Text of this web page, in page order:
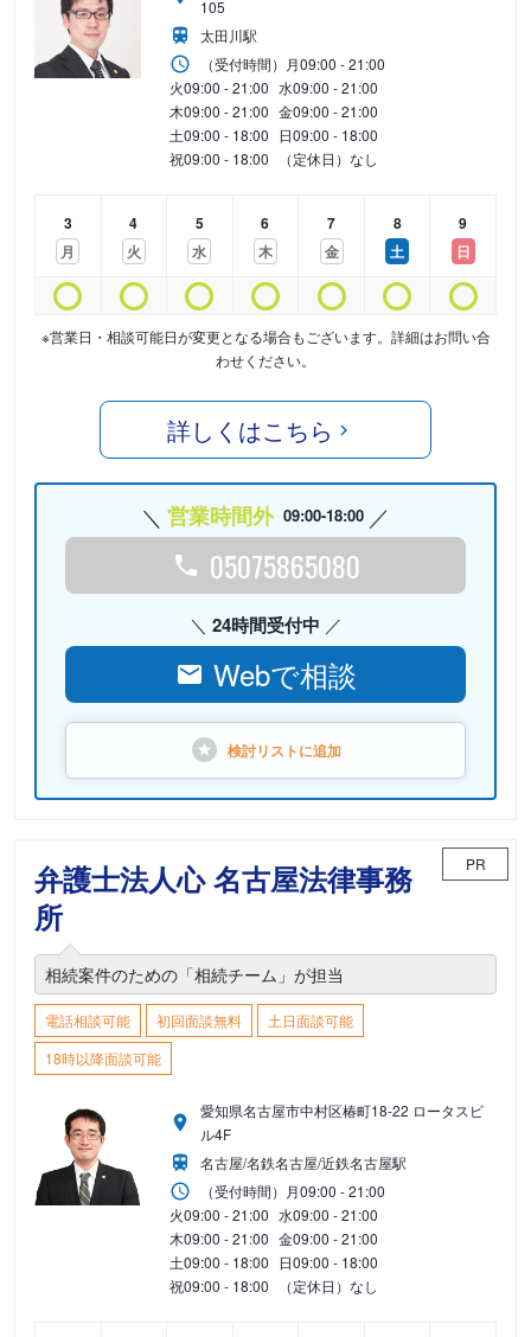
105
太田川駅
（受付時間） 月09:00 - 21:00
火09:00 - 21:00 水09:00 - 21:00
木09:00 - 21:00 金09:00 - 21:00
土09:00 - 18:00 日09:00 - 18:00
祝09:00 - 18:00 （定休日）なし
3
月
4
火
5
水
6
木
7
金
8
土
9
日
※営業日・相談可能日が変更となる場合もございます。詳細はお問い合
わせください。
詳しくはこちら
営業時間外 09:00-18:00
05075865080
24時間受付中
Webで相談
検討リストに追加
弁護士法人心 名古屋法律事務
所
PR
相続案件のための「相続チーム」が担当
電話相談可能 初回面談無料
土日面談可能
18時以降面談可能
愛知県名古屋市中村区椿町18-22 ロータスビ
ル4F
名古屋/名鉄名古屋/近鉄名古屋駅
（受付時間） 月09:00 - 21:00
火09:00 - 21:00 水09:00 - 21:00
木09:00 - 21:00 金09:00 - 21:00
土09:00 - 18:00 日09:00 - 18:00
祝09:00 - 18:00 （定休日）なし